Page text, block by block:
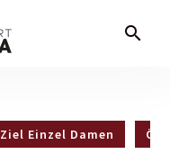
search
Ziel Einzel Damen